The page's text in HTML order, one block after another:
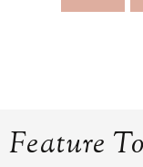
Feature